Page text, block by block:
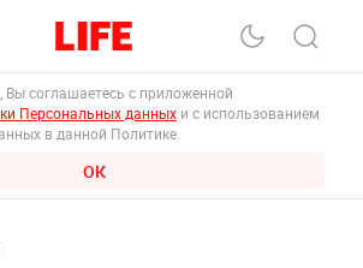
Вы соглашаетесь с приложенной
Персональных данных и с использованием
в данной Политике.
ОК